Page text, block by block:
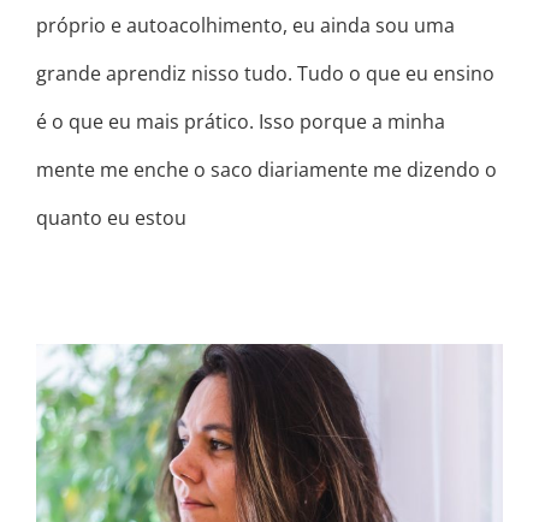
próprio e autoacolhimento, eu ainda sou uma
grande aprendiz nisso tudo. Tudo o que eu ensino
é o que eu mais prático. Isso porque a minha
mente me enche o saco diariamente me dizendo o
quanto eu estou
EXISTE UMA FORÇA DENTRO DE
VOCÊ!